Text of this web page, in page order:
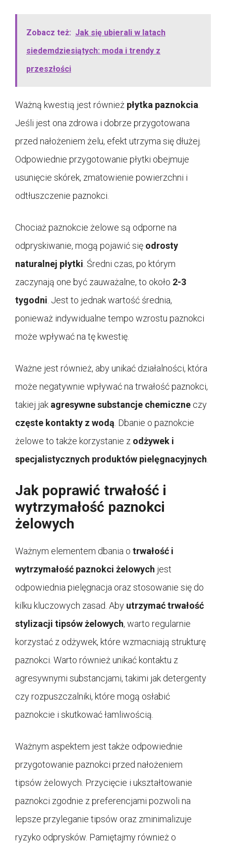
Zobacz też: Jak się ubierali w latach
siedemdziesiątych: moda i trendy z
przeszłości
Ważną kwestią jest również płytka paznokcia
Jeśli jest ona zdrowa i dobrze przygotowana
przed nałożeniem żelu, efekt utrzyma się dłużej.
Odpowiednie przygotowanie płytki obejmuje
usunięcie skórek, zmatowienie powierzchni i
odtłuszczenie paznokci.
Chociaż paznokcie żelowe są odporne na
odpryskiwanie, mogą pojawić się odrosty
naturalnej płytki . Średni czas, po którym
zaczynają one być zauważalne, to około 2-3
tygodni . Jest to jednak wartość średnia,
ponieważ indywidualne tempo wzrostu paznokci
może wpływać na tę kwestię.
Ważne jest również, aby unikać działalności, która
może negatywnie wpływać na trwałość paznokci,
takiej jak agresywne substancje chemiczne czy
częste kontakty z wodą . Dbanie o paznokcie
żelowe to także korzystanie z odżywek i
specjalistycznych produktów pielęgnacyjnych
Jak poprawić trwałość i
wytrzymałość paznokci
żelowych
Ważnym elementem dbania o trwałość i
wytrzymałość paznokci żelowych jest
odpowiednia pielęgnacja oraz stosowanie się do
kilku kluczowych zasad. Aby utrzymać trwałość
stylizacji tipsów żelowych, warto regularnie
korzystać z odżywek, które wzmacniają strukturę
paznokci. Warto również unikać kontaktu z
agresywnymi substancjami, takimi jak detergenty
czy rozpuszczalniki, które mogą osłabić
paznokcie i skutkować łamliwością.
Ważnym aspektem jest także odpowiednie
przygotowanie paznokci przed nałożeniem
tipsów żelowych. Przycięcie i ukształtowanie
paznokci zgodnie z preferencjami pozwoli na
lepsze przyleganie tipsów oraz zminimalizuje
ryzyko odprysków. Pamiętajmy również o